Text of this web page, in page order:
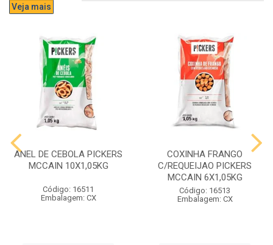
Veja mais
ANEL DE CEBOLA PICKERS
MCCAIN 10X1,05KG
Código: 16511
Embalagem: CX
COXINHA FRANGO
C/REQUEIJAO PICKERS
MCCAIN 6X1,05KG
Código: 16513
Embalagem: CX